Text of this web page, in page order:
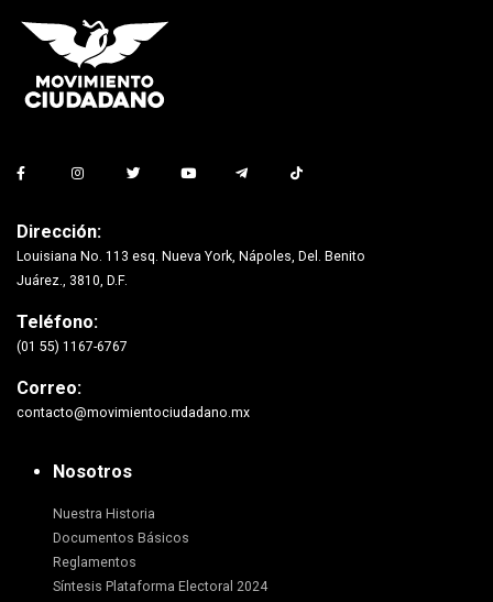
Dirección:
Louisiana No. 113 esq. Nueva York, Nápoles, Del. Benito
Juárez., 3810, D.F.
Teléfono:
(01 55) 1167-6767
Correo:
contacto@movimientociudadano.mx
Nosotros
Nuestra Historia
Documentos Básicos
Reglamentos
Síntesis Plataforma Electoral 2024